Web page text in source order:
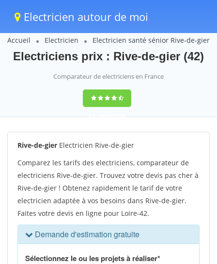
Electricien autour de moi
Accueil Electricien Electricien santé sénior Rive-de-gier
Electriciens prix : Rive-de-gier (42)
Comparateur de electriciens en France
9,2(100%)1242
votes
Rive-de-gier Electricien Rive-de-gier
Comparez les tarifs des electriciens, comparateur de
electriciens Rive-de-gier. Trouvez votre devis pas cher à
Rive-de-gier ! Obtenez rapidement le tarif de votre
electricien adaptée à vos besoins dans Rive-de-gier.
Faites votre devis en ligne pour Loire-42.